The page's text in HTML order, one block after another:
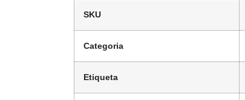
SKU
Categoria
Etiqueta